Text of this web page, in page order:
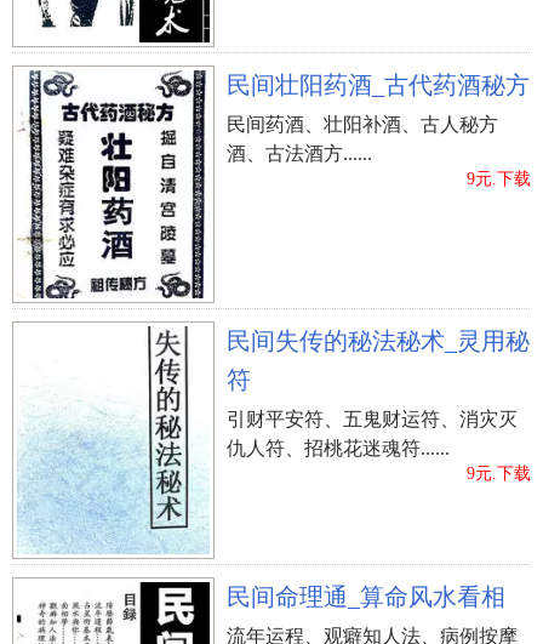
区域为吉，蓝色为凶。 怎样看房子风水----周围环境
房子风水仅仅是户型风水好也是不行的，还要看看
房子周围的风水如何，比如适合自己的大门朝向正
好又对着户外的指示牌、灯柱或者两楼之间的空隙
时会影响我们身体健康，运气反复。又比如门前后
有玻璃组成的高楼大厦容易引起我们烦躁、性格孤
僻。 “风”是衡量风水优劣的的一个重要指数。重
视“藏风聚气”才是风水之道。 山环水抱之地就是藏
风聚气最理想的格局，所谓“仁者乐山、智者乐
水”，山环水抱同样也是生态建筑学中理想的居住之
地：空气流通、光照合度，负氧离子充足，对人的
身心健康极其有利。 怎样看房子风水----内部布局
1、吉位充分利用 户型中的吉凶方位，如能按照居
住的不同需求各安本位，当为最佳的布局。比方
说，主卧室位于合星位，有利于夫妻感情；卫生间
位于衰星位正好可以压制凶星等等。 2、中心太极
点受污是风水大忌，卫生间位置至关重要 厕所为家
庭污秽之源泉，如果处于屋子的中心地带、西北角
者，为最大的不吉。而对家中有男孩的家庭来说，
民间壮阳药酒_古代药酒秘方
民间药酒、壮阳补酒、古人秘方
酒、古法酒方......
9元.下载
民间失传的秘法秘术_灵用秘
符
引财平安符、五鬼财运符、消灾灭
仇人符、招桃花迷魂符......
9元.下载
民间命理通_算命风水看相
流年运程、观癖知人法、病例按摩